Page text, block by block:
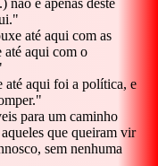
não é apenas deste
"
até aqui com as
até aqui com o
até aqui foi a política, e
"
para um caminho
que queiram vir
sem nenhuma